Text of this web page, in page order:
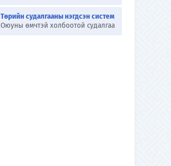
Төрийн судалгааны нэгдсэн систем
Оюуны өмчтэй холбоотой судалгаа